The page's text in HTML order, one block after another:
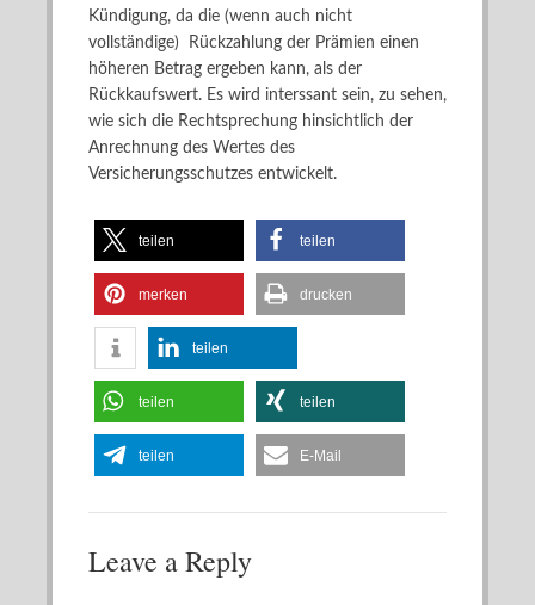
Kündigung, da die (wenn auch nicht
vollständige) Rückzahlung der Prämien einen
höheren Betrag ergeben kann, als der
Rückkaufswert. Es wird interssant sein, zu sehen,
wie sich die Rechtsprechung hinsichtlich der
Anrechnung des Wertes des
Versicherungsschutzes entwickelt.
teilen teilen
merken drucken
teilen
teilen teilen
teilen E-Mail
Leave a Reply